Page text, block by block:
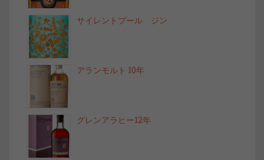
サイレントプール ジン
アランモルト 10年
グレンアラヒー12年